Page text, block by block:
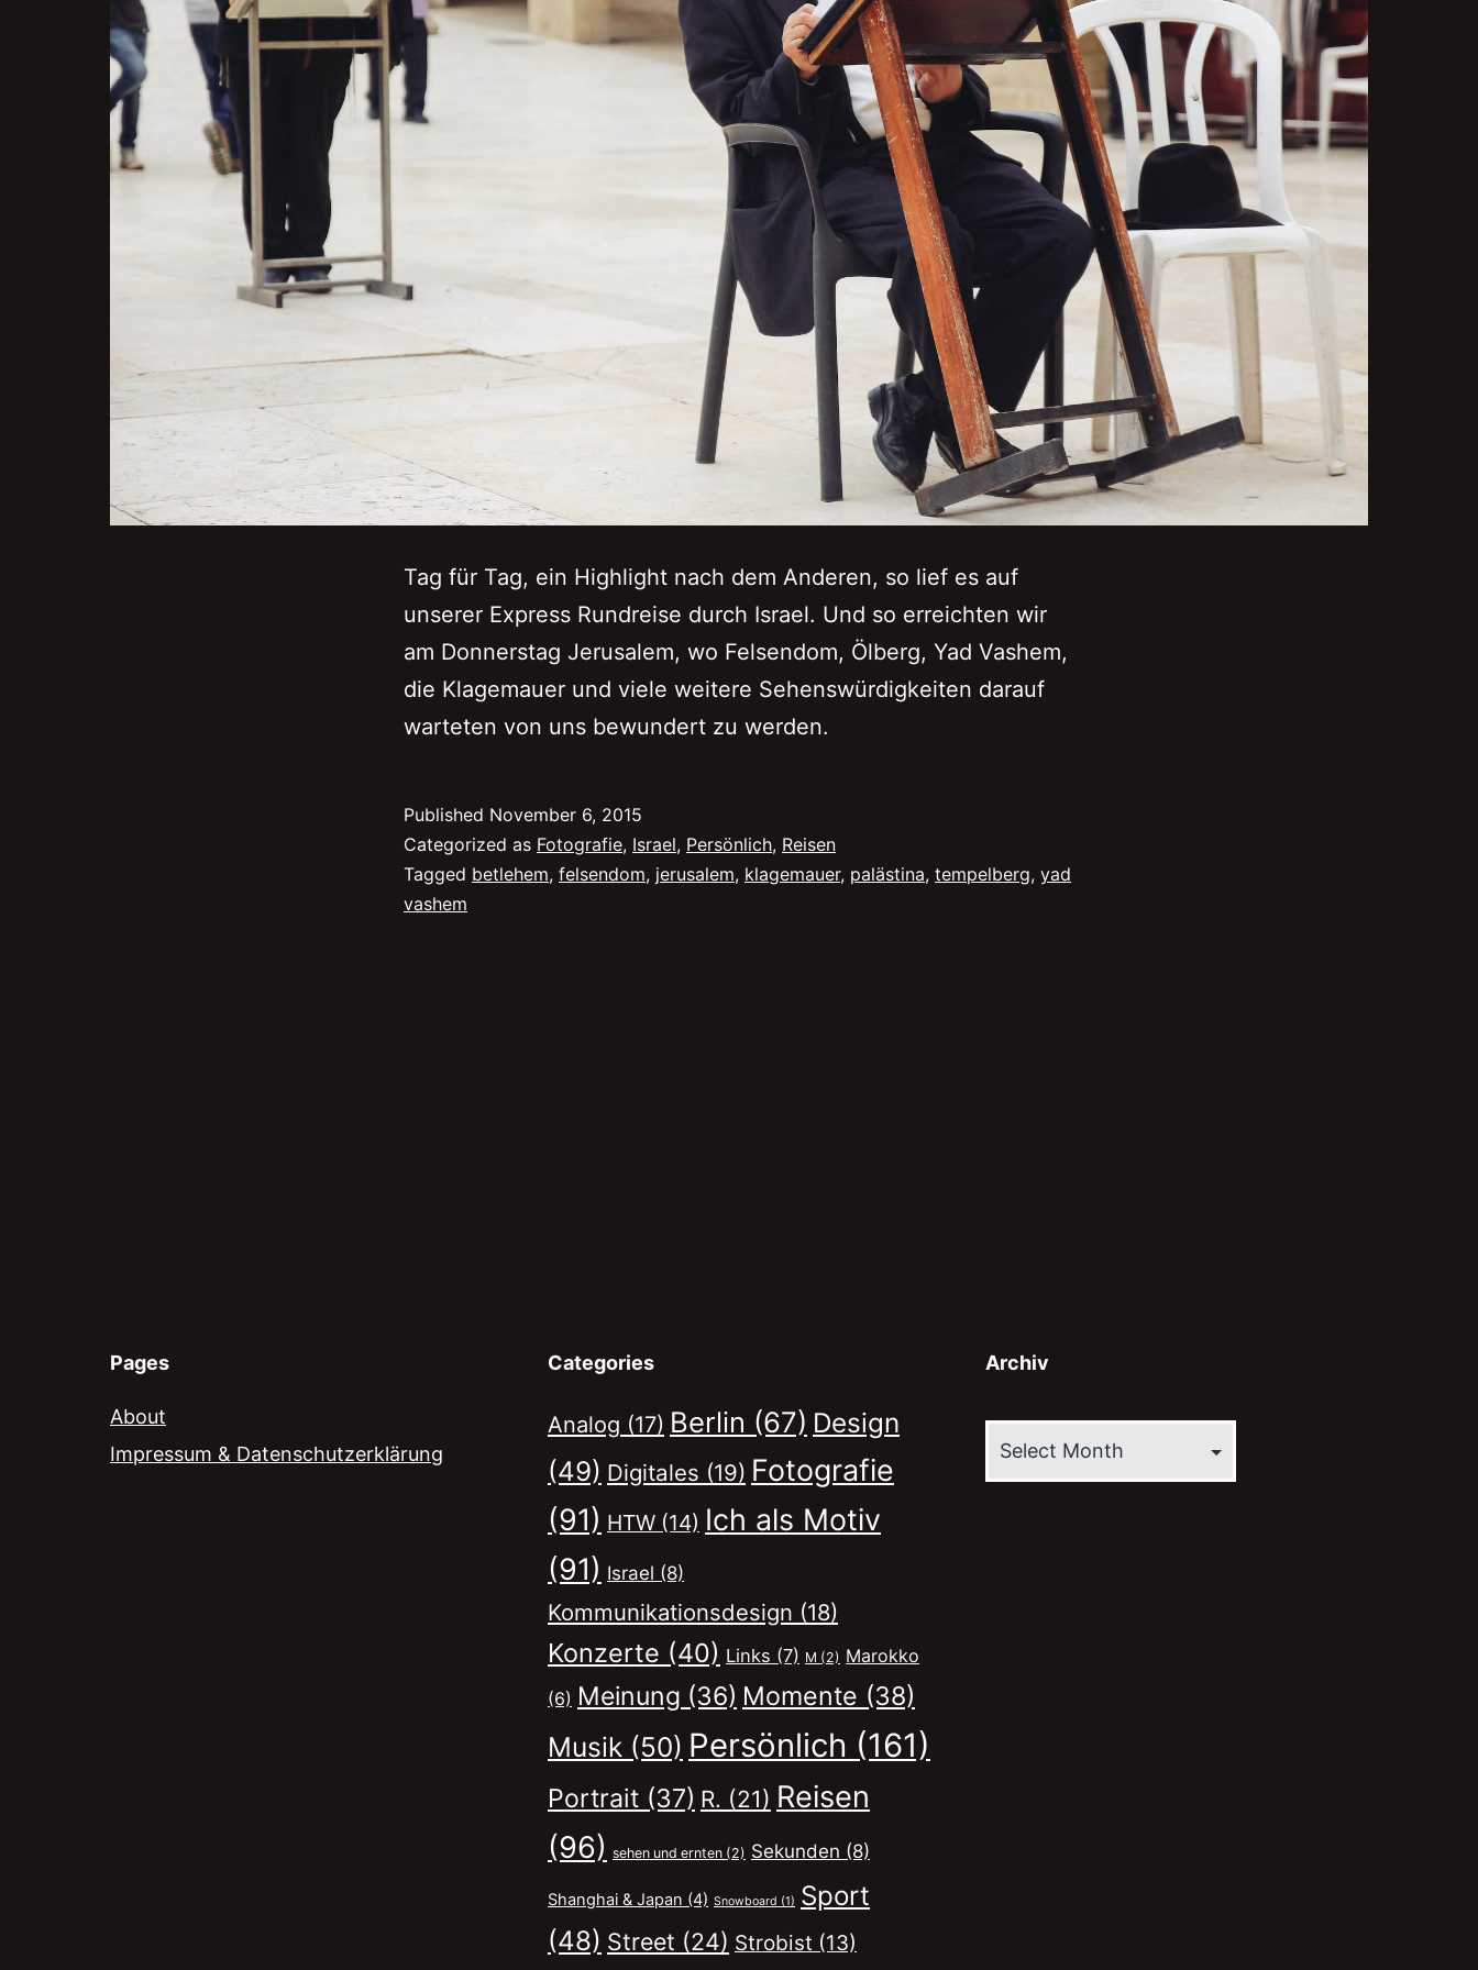
Tag für Tag, ein Highlight nach dem Anderen, so lief es auf
unserer Express Rundreise durch Israel. Und so erreichten wir
am Donnerstag Jerusalem, wo Felsendom, Ölberg, Yad Vashem,
die Klagemauer und viele weitere Sehenswürdigkeiten darauf
warteten von uns bewundert zu werden.
Published November 6, 2015
Categorized as Fotografie, Israel, Persönlich, Reisen
Tagged betlehem, felsendom, jerusalem, klagemauer, palästina, tempelberg, yad
vashem
Pages
About
Impressum & Datenschutzerklärung
Categories
Analog (17) Berlin (67) Design
(49) Digitales (19) Fotografie
(91) HTW (14) Ich als Motiv
(91) Israel (8)
Kommunikationsdesign (18)
Konzerte (40) Links (7) M (2) Marokko
(6) Meinung (36) Momente (38)
Musik (50) Persönlich (161)
Portrait (37) R. (21) Reisen
(96) sehen und ernten (2) Sekunden (8)
Shanghai & Japan (4) Snowboard (1) Sport
(48) Street (24) Strobist (13)
Archiv